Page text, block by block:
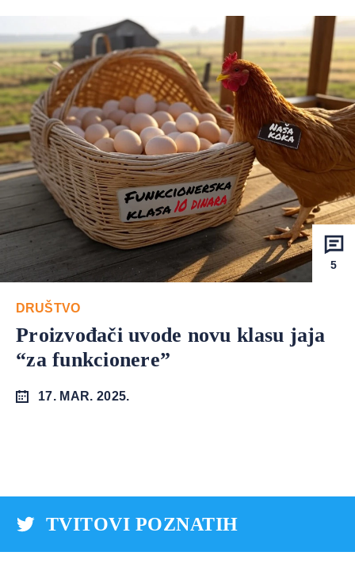
5
DRUŠTVO
Proizvođači uvode novu klasu jaja
“za funkcionere”
17. MAR. 2025.
TVITOVI POZNATIH